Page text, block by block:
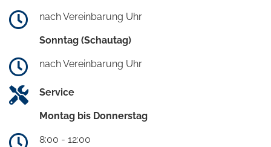
nach Vereinbarung Uhr
Sonntag (Schautag)
nach Vereinbarung Uhr
Service
Montag bis Donnerstag
8:00 - 12:00